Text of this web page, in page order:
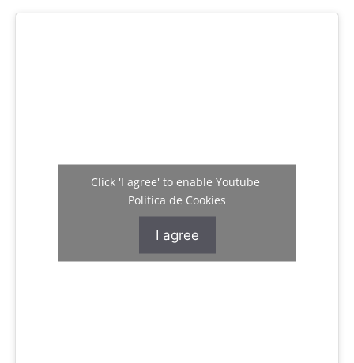
Click 'I agree' to enable Youtube
Política de Cookies
I agree